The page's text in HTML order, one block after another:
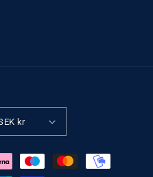
Sverige | SEK kr